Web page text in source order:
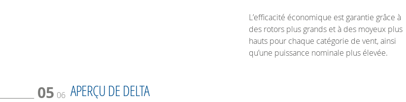
L’efficacité économique est garantie grâce à
des rotors plus grands et à des moyeux plus
hauts pour chaque catégorie de vent, ainsi
qu’une puissance nominale plus élevée.
05 06 APERÇU DE DELTA